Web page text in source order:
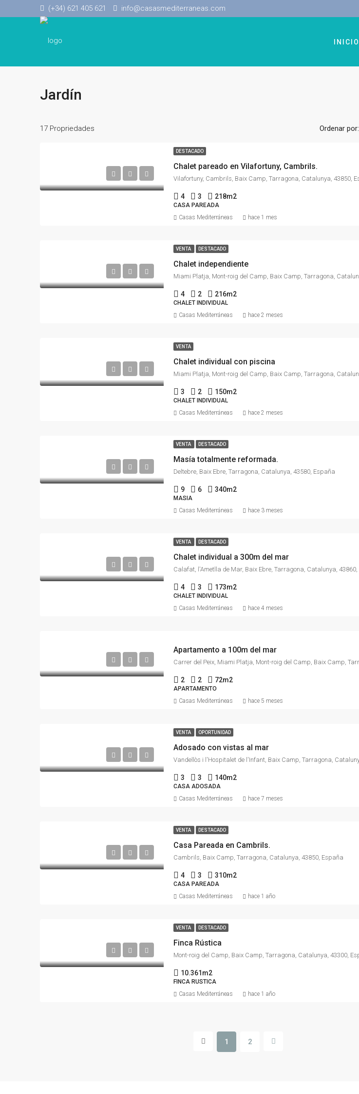
(+34) 621 405 621 info@casasmediterraneas.com
INICIO
Jardín
17 Propriedades Ordenar por:
DESTACADO
Chalet pareado en Vilafortuny, Cambrils.
4 3 218m2
CASA PAREADA
Casas Mediterráneas hace 1 mes
VENTA DESTACADO
Chalet independiente
4 2 216m2
CHALET INDIVIDUAL
Casas Mediterráneas hace 2 meses
VENTA
Chalet individual con piscina
3 2 150m2
CHALET INDIVIDUAL
Casas Mediterráneas hace 2 meses
VENTA DESTACADO
Masía totalmente reformada.
Deltebre, Baix Ebre, Tarragona, Catalunya, 43580, España
9 6 340m2
MASIA
Casas Mediterráneas hace 3 meses
VENTA DESTACADO
Chalet individual a 300m del mar
4 3 173m2
CHALET INDIVIDUAL
Casas Mediterráneas hace 4 meses
Apartamento a 100m del mar
2 2 72m2
APARTAMENTO
Casas Mediterráneas hace 5 meses
VENTA OPORTUNIDAD
Adosado con vistas al mar
3 3 140m2
CASA ADOSADA
Casas Mediterráneas hace 7 meses
VENTA DESTACADO
Casa Pareada en Cambrils.
Cambrils, Baix Camp, Tarragona, Catalunya, 43850, España
4 3 310m2
CASA PAREADA
Casas Mediterráneas hace 1 año
VENTA DESTACADO
Finca Rústica
10.361m2
FINCA RUSTICA
Casas Mediterráneas hace 1 año
1 2